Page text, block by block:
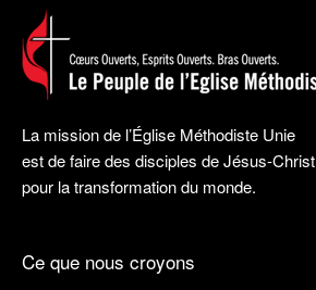
La mission de l’Église Méthodiste Unie
est de faire des disciples de Jésus-Christ
pour la transformation du monde.
Ce que nous croyons